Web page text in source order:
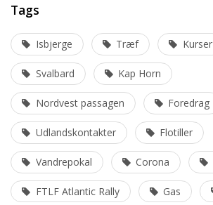
Tags
Isbjerge Træf Kurser
Svalbard Kap Horn
Nordvest passagen Foredrag
Udlandskontakter Flotiller
Vandrepokal Corona
FTLF Atlantic Rally Gas